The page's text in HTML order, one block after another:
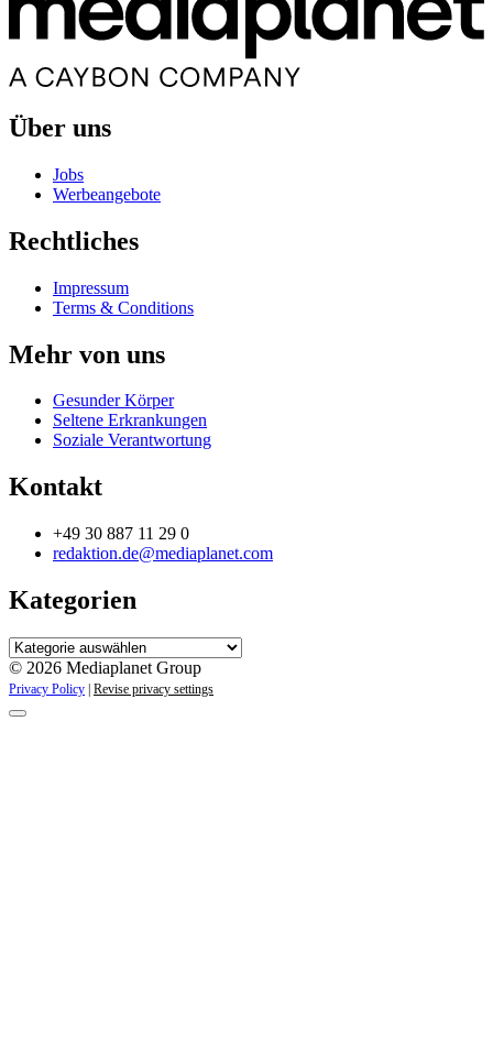
Über uns
Jobs
Werbeangebote
Rechtliches
Impressum
Terms & Conditions
Mehr von uns
Gesunder Körper
Seltene Erkrankungen
Soziale Verantwortung
Kontakt
+49 30 887 11 29 0
redaktion.de@mediaplanet.com
Kategorien
Kategorien
© 2026 Mediaplanet Group
Privacy Policy Revise privacy settings